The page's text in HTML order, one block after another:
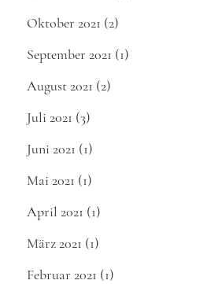
Oktober 2021 (2)
September 2021 (1)
August 2021 (2)
Juli 2021 (3)
Juni 2021 (1)
Mai 2021 (1)
April 2021 (1)
März 2021 (1)
Februar 2021 (1)